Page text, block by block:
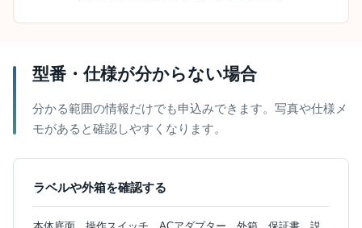
型番・仕様が分からない場合
分かる範囲の情報だけでも申込みできます。写真や仕様メ
モがあると確認しやすくなります。
ラベルや外箱を確認する